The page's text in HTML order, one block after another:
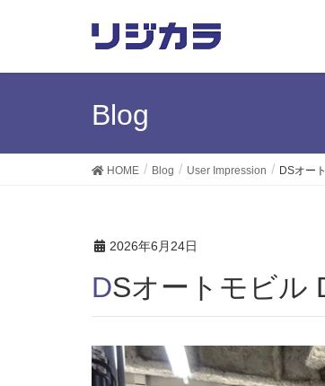
Blog
HOME Blog User Impression DSオー
2026年6月24日
DSオートモビ